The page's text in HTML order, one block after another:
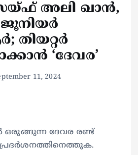
അലി ഖാൻ,
തിയറ്റർ
‘ദേവര’
11, 2024
ഒരുങ്ങുന്ന ദേവര രണ്ട്